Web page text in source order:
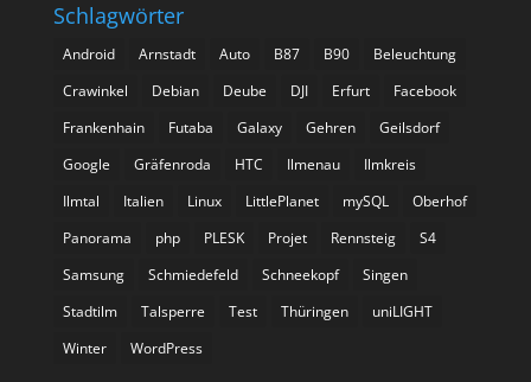
Schlagwörter
Android Arnstadt Auto B87 B90
Beleuchtung
Crawinkel
Debian Deube DJI Erfurt
Facebook
Frankenhain
Futaba Galaxy Gehren
Geilsdorf
Google
Gräfenroda HTC Ilmenau
Ilmkreis
Ilmtal
Italien Linux LittlePlanet mySQL
Oberhof
Panorama
php PLESK Projet Rennsteig
S4
Samsung
Schmiedefeld Schneekopf
Singen
Stadtilm
Talsperre Test Thüringen
uniLIGHT
Winter
WordPress